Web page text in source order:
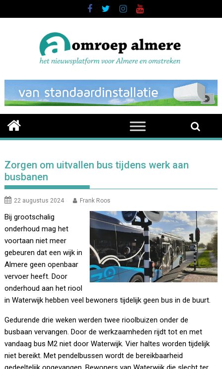
to
Zorgen om uitvallen bus tijdens werk aan
busbanen
22 augustus 2024 Frank Roos
Bij grootschalig
onderhoud mag het
voortaan niet meer
gebeuren dat een wijk in
Almere geen openbaar
vervoer heeft. Door
onderhoud aan het riool
in Waterwijk hebben veel bewoners tijdelijk geen bus in de buurt.
Gedurende drie weken werden twee rioolbuizen onder de
busbaan vervangen. Door de werkzaamheden rijdt tot en met
vandaag bus M2 niet door Waterwijk. Vier haltes worden tijdelijk
niet bereikt. Met pendelbussen wordt de bereikbaarheid